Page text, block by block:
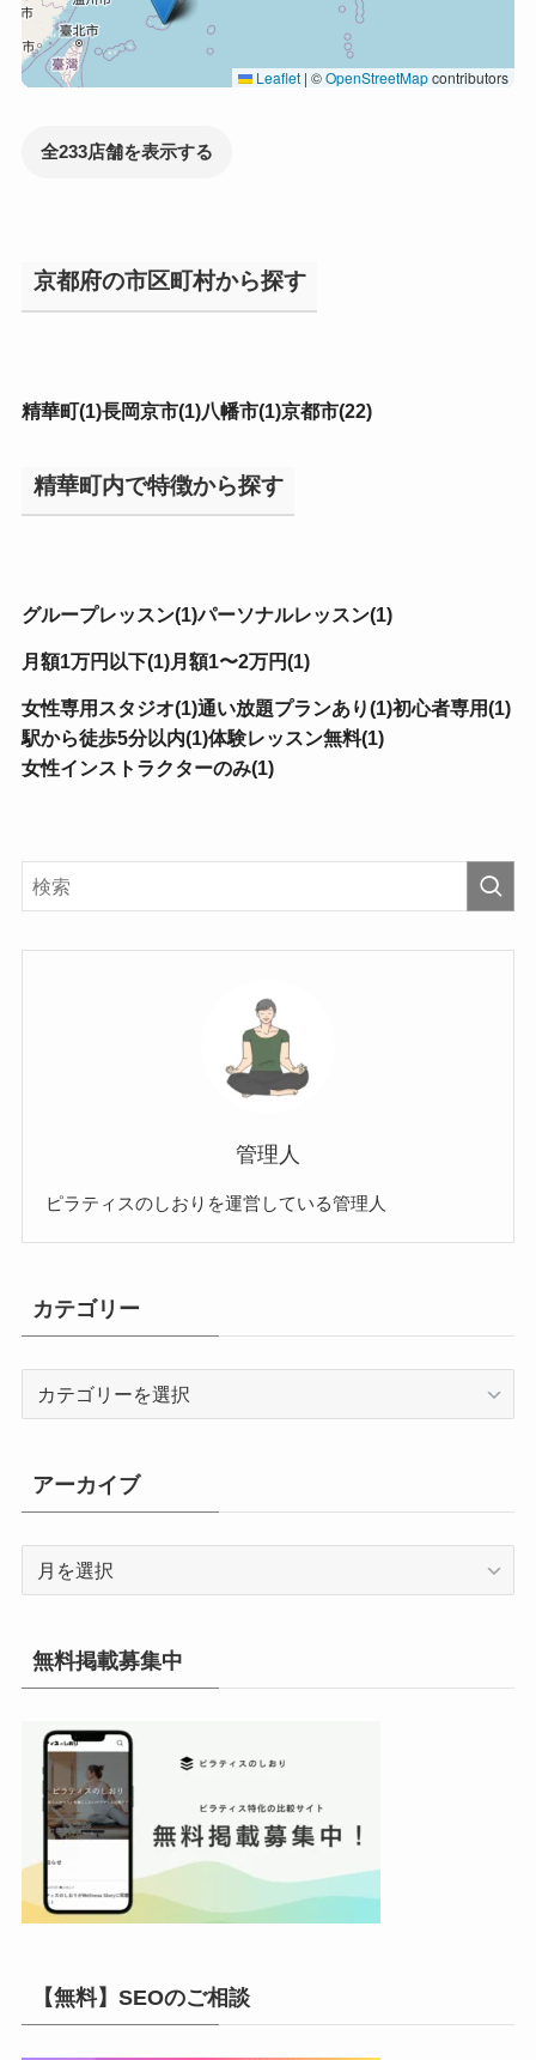
Leaflet | ©OpenStreetMapcontributors
全233店舗を表示する
京都府の市区町村から探す
精華町(1)長岡京市(1)八幡市(1)京都市(22)
精華町内で特徴から探す
グループレッスン(1)パーソナルレッスン(1)
月額1万円以下(1)月額1〜2万円(1)
女性専用スタジオ(1)通い放題プランあり(1)初心者専用(1)
駅から徒歩5分以内(1)体験レッスン無料(1)
女性インストラクターのみ(1)
管理人
ピラティスのしおりを運営している管理人
カテゴリー
リ
ー
アーカイブ
イ
ブ
無料掲載募集中
【無料】SEOのご相談